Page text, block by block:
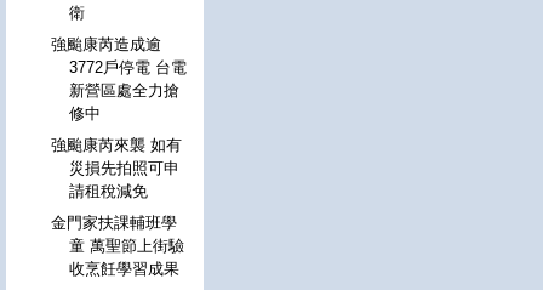
衛
強颱康芮造成逾
3772戶停電 台電
新營區處全力搶
修中
強颱康芮來襲 如有
災損先拍照可申
請租稅減免
金門家扶課輔班學
童 萬聖節上街驗
收烹飪學習成果